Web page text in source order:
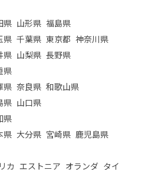
県 山形県 福島県
県 千葉県 東京都 神奈川県
県 山梨県 長野県
県
県 奈良県 和歌山県
県 山口県
県
県 大分県 宮崎県 鹿児島県
カ エストニア オランダ タイ